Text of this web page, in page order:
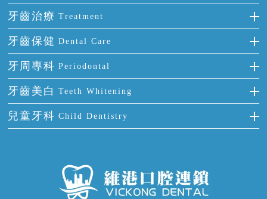
門牙缺失
多顆牙缺失
半口缺失
全口缺失
前牙反頜
牙齒擁擠
牙齒前突
牙齒稀疏
全瓷牙
烤瓷牙
氟斑牙
四環素牙
活動假牙
牙貼面
牙齒治療 Treatment
補牙
智齒
根管治療
拔牙
牙痛
牙齒保健 Dental Care
正確刷牙
全國愛牙日
預防牙病
牙科通識
牙周專科 Periodontal
牙周炎
牙齦出血
牙齦炎
牙齦萎縮
牙齒美白 Teeth Whitening
冷光美白
兒童牙科 Child Dentistry